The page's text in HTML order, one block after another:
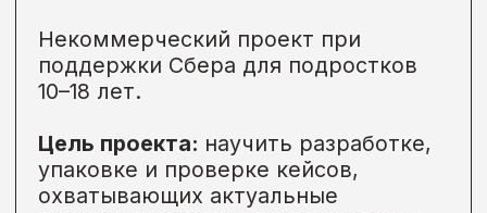
MAXIMUM возможностей помогает
повысить успеваемость
школьников, которые длительное
время имеют низкие результаты
проявляют мотивацию к учебе.
Формат